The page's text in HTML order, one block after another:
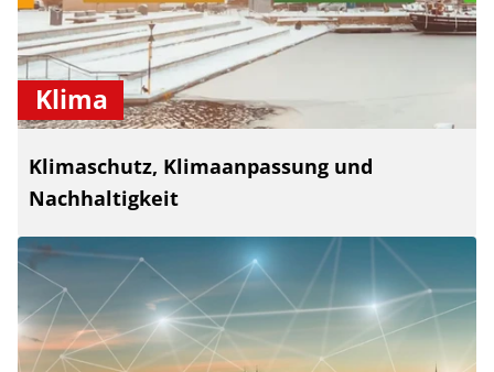
Klima
Klimaschutz, Klimaanpassung und
Nachhaltigkeit